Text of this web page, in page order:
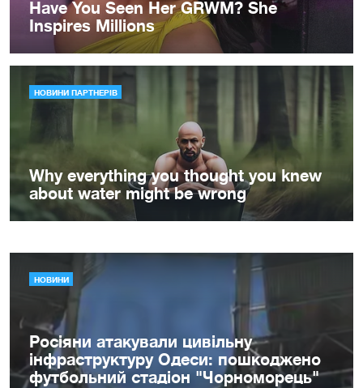
НОВИНИ
Росіяни атакували цивільну
інфраструктуру Одеси: пошкоджено
футбольний стадіон "Чорноморець"